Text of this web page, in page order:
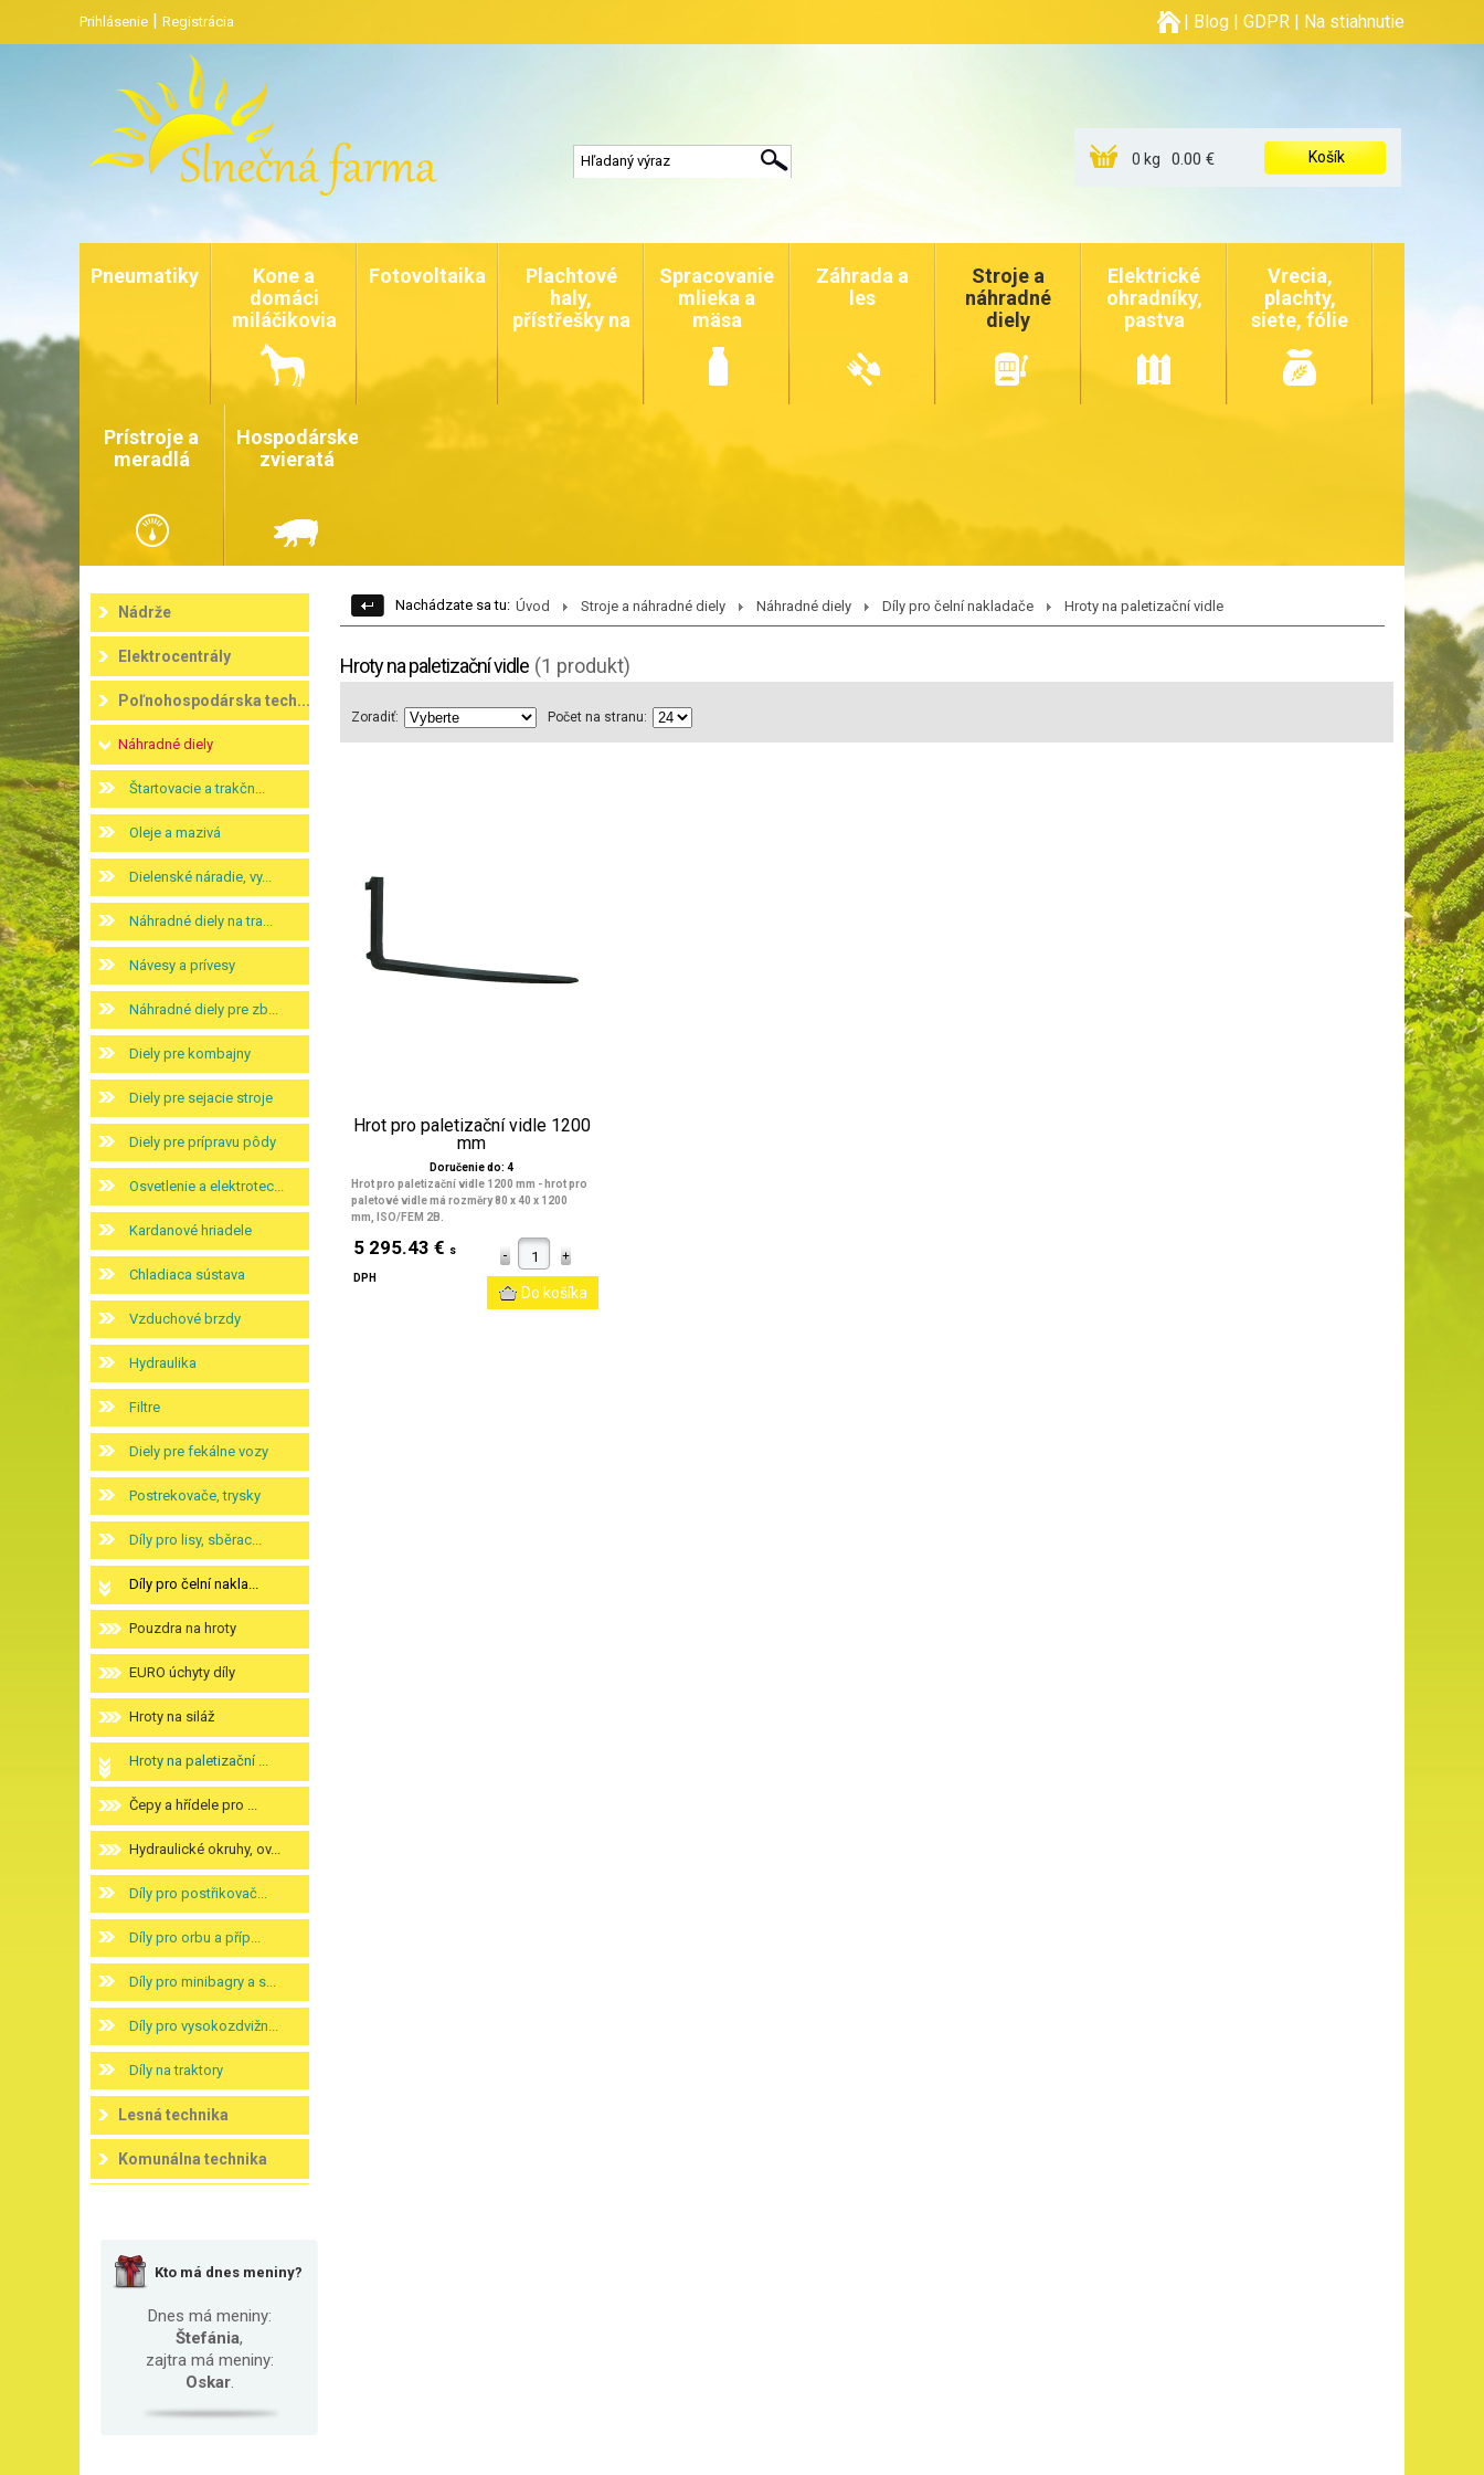
Prihlásenie | Registrácia | Blog | GDPR | Na stiahnutie
0 kg 0.00 € Košík
Pneumatiky
Kone a
domáci
miláčikovia
Fotovoltaika
Plachtové
haly,
přístřešky na
Spracovanie
mlieka a
mäsa
Záhrada a
les
Stroje a
náhradné
diely
Elektrické
ohradníky,
pastva
Vrecia,
plachty,
siete, fólie
Prístroje a
meradlá
Hospodárske
zvieratá
Nádrže
Elektrocentrály
Poľnohospodárska tech...
Náhradné diely
Štartovacie a trakčn...
Oleje a mazivá
Dielenské náradie, vy...
Náhradné diely na tra...
Návesy a prívesy
Náhradné diely pre zb...
Diely pre kombajny
Diely pre sejacie stroje
Diely pre prípravu pôdy
Osvetlenie a elektrotec...
Kardanové hriadele
Chladiaca sústava
Vzduchové brzdy
Hydraulika
Filtre
Diely pre fekálne vozy
Postrekovače, trysky
Díly pro lisy, sběrac...
Díly pro čelní nakla...
Pouzdra na hroty
EURO úchyty díly
Hroty na siláž
Hroty na paletizační ...
Čepy a hřídele pro ...
Hydraulické okruhy, ov...
Díly pro postřikovač...
Díly pro orbu a příp...
Díly pro minibagry a s...
Díly pro vysokozdvižn...
Díly na traktory
Lesná technika
Komunálna technika
Kto má dnes meniny?
Dnes má meniny:
Štefánia,
zajtra má meniny:
Oskar.
Nachádzate sa tu: Úvod Stroje a náhradné diely Náhradné diely Díly pro čelní nakladače Hroty na paletizační vidle
Hroty na paletizační vidle (1 produkt)
Zoradiť: Počet na stranu:
Hrot pro paletizační vidle 1200
mm
Doručenie do: 4
Hrot pro paletizační vidle 1200 mm - hrot pro
paletové vidle má rozměry 80 x 40 x 1200
mm, ISO/FEM 2B.
5 295.43 € s
DPH